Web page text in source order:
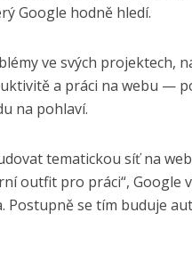
Google hodně hledí.
ve svých projektech,
a práci na webu —
na pohlaví.
tematickou síť na
outfit pro práci“, Google
Postupně se tím buduje